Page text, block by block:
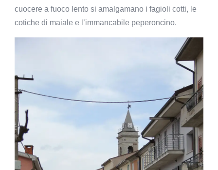
cuocere a fuoco lento si amalgamano i fagioli cotti, le
cotiche di maiale e l’immancabile peperoncino.